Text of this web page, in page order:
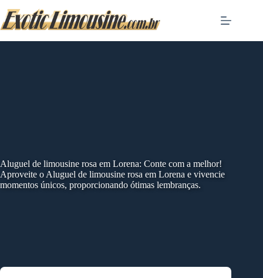
to
content
Aluguel de limousine rosa em Lorena: Conte com a melhor!
Aproveite o Aluguel de limousine rosa em Lorena e vivencie
momentos únicos, proporcionando ótimas lembranças.